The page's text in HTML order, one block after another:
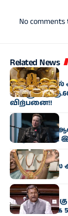
No comments
Related News
வணிகம்
சென்னையில்
சவரனுக்கு
விற்பனை!!
வணிகம்
“இன்னும் 10
கட்டுப்பாட்டை
வணிகம்
தங்கம் விலை
வணிகம்
ரூ.100
எண்ணிக்கை